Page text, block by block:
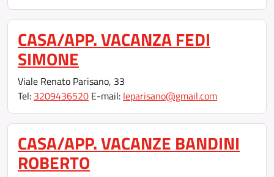
CASA/APP. VACANZA FEDI
SIMONE
Viale Renato Parisano, 33
Tel: 3209436520 E-mail: leparisano@gmail.com
CASA/APP. VACANZE BANDINI
ROBERTO